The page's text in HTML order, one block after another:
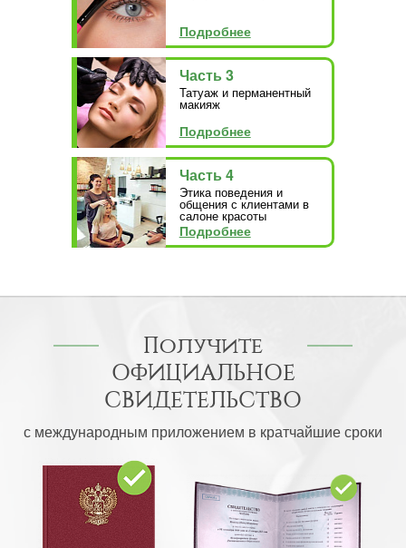
Подробнее
Часть 3
Татуаж и перманентный
макияж
Подробнее
Часть 4
Этика поведения и
общения с клиентами в
салоне красоты
Подробнее
Получите
ОФИЦИАЛЬНОЕ
СВИДЕТЕЛЬСТВО
с международным приложением в кратчайшие сроки